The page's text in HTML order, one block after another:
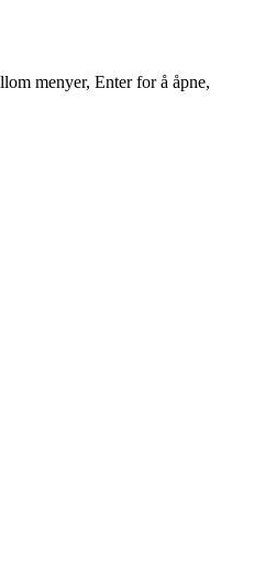
menyer, Enter for å åpne,